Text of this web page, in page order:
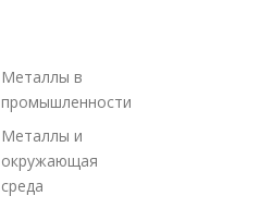
Металлы в
промышленности
Металлы и
окружающая
среда